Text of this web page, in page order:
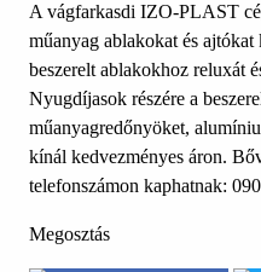
A vágfarkasdi IZO-PLAST
műanyag ablakokat és
beszerelt ablakokhoz reluxát
Nyugdíjasok részére a
műanyagredőnyöket,
kínál kedvezményes áron.
telefonszámon kaphatnak:
Megosztás